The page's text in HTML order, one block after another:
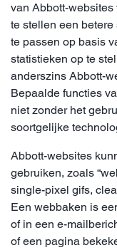
van Abbott-
te stellen een
te passen op basis
statistieken op te
anderszins Abbott-
Bepaalde functies
niet zonder het
soortgelijke
Abbott-websites
gebruiken, zoals
single-pixel gifs,
Een webbaken is
of in een e-
of een pagina